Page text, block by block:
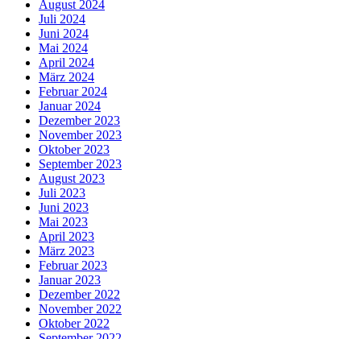
August 2024
Juli 2024
Juni 2024
Mai 2024
April 2024
März 2024
Februar 2024
Januar 2024
Dezember 2023
November 2023
Oktober 2023
September 2023
August 2023
Juli 2023
Juni 2023
Mai 2023
April 2023
März 2023
Februar 2023
Januar 2023
Dezember 2022
November 2022
Oktober 2022